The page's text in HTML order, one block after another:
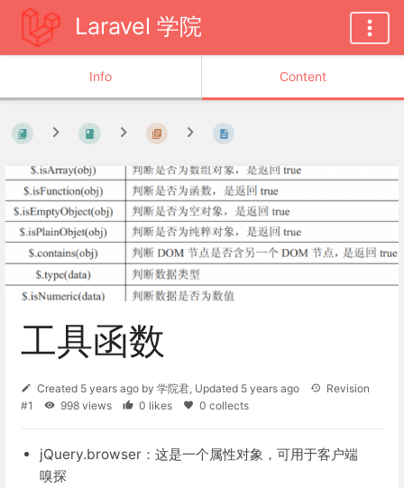
Laravel 学院
Info Content
工具函数
Created 5 years ago by 学院君, Updated 5 years ago
Revision
#1
998 views 0 likes 0 collects
jQuery.browser：这是一个属性对象，可用于客户端
嗅探